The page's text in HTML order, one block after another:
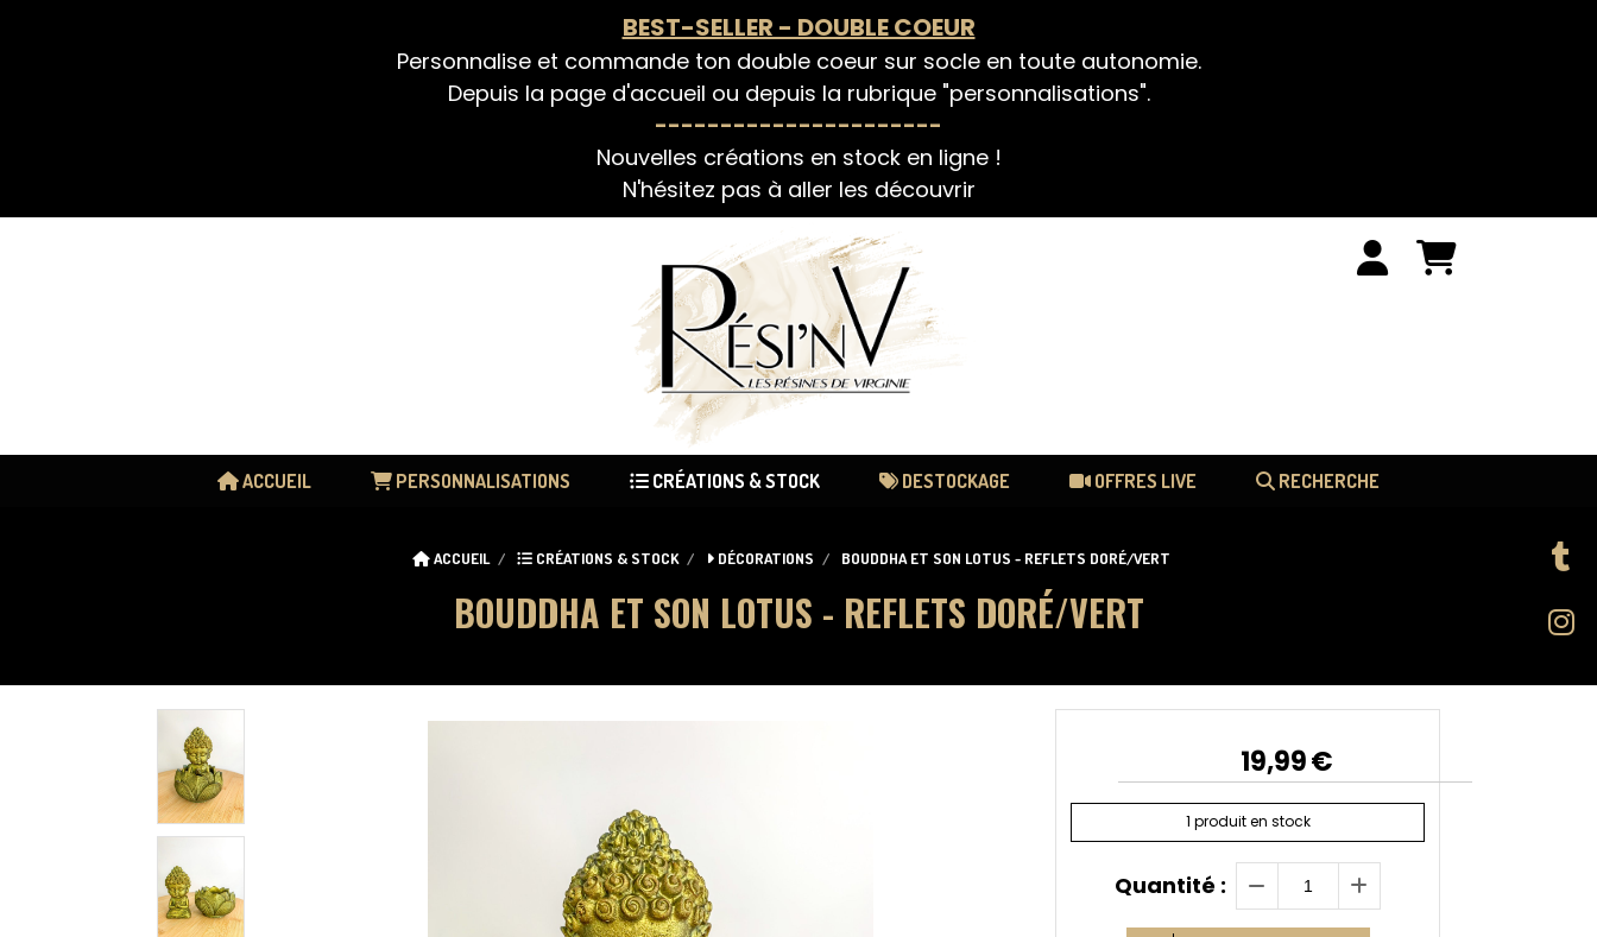
BEST-SELLER - DOUBLE COEUR
Personnalise et commande ton double coeur sur socle en toute autonomie.
Depuis la page d'accueil ou depuis la rubrique "personnalisations".
----------------------
Nouvelles créations en stock en ligne !
N'hésitez pas à aller les découvrir
ACCUEIL PERSONNALISATIONS CRÉATIONS & STOCK DESTOCKAGE OFFRES LIVE RECHERCHE
ACCUEIL CRÉATIONS & STOCK DÉCORATIONS BOUDDHA ET SON LOTUS - REFLETS DORÉ/VERT
BOUDDHA ET SON LOTUS - REFLETS DORÉ/VERT
19,99€
1 produit en stock
Quantité :